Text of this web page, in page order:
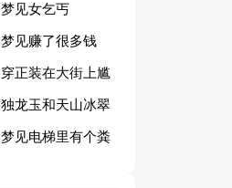
送了人财空！
梦见女乞丐
梦见赚了很多钱
穿正装在大街上尴
尬吗
独龙玉和天山冰翠
哪个好
梦见电梯里有个粪